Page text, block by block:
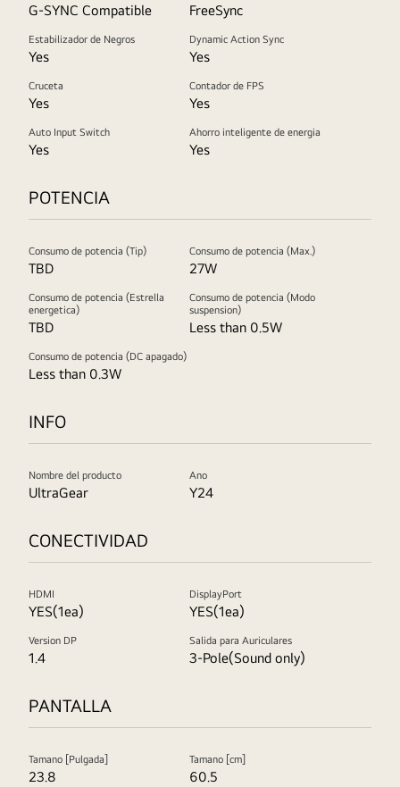
G-SYNC Compatible FreeSync
Estabilizador de Negros
Yes
Dynamic Action Sync
Yes
Cruceta
Yes
Contador de FPS
Yes
Auto Input Switch
Yes
Ahorro inteligente de energia
Yes
POTENCIA
Consumo de potencia (Tip)
TBD
Consumo de potencia (Max.)
27W
Consumo de potencia (Estrella
energetica)
TBD
Consumo de potencia (Modo
suspension)
Less than 0.5W
Consumo de potencia (DC apagado)
Less than 0.3W
INFO
Nombre del producto
UltraGear
Ano
Y24
CONECTIVIDAD
HDMI
YES(1ea)
DisplayPort
YES(1ea)
Version DP
1.4
Salida para Auriculares
3-Pole(Sound only)
PANTALLA
Tamano [Pulgada]
23.8
Tamano [cm]
60.5